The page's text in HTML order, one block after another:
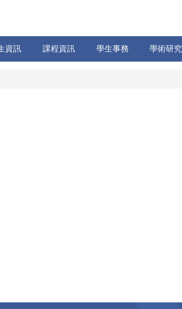
資訊 課程資訊 學生事務 學術研究